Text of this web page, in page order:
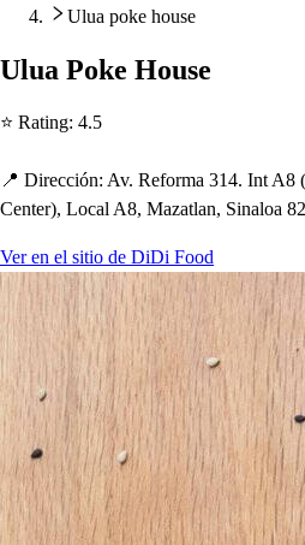
Ulua poke house
Ulua Poke House
⭐ Rating: 4.5
📍 Dirección: Av. Reforma 314. Int A8 (
Center), Local A8, Mazatlan, Sinaloa
Ver en el sitio de DiDi Food